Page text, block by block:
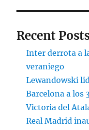
Recent
Inter derrota a
veraniego
Lewandowski
Barcelona a los
Victoria del
Real Madrid